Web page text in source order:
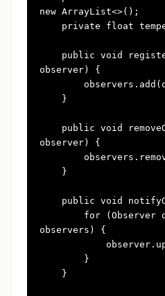
new ArrayList<>();
private
float
public void
observer)
{
public void
observer)
{
public void
for (Observer
observers) {